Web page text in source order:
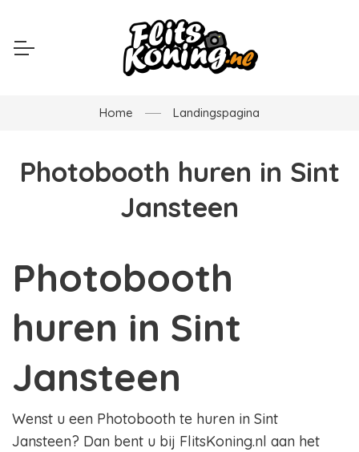
Home Landingspagina
Photobooth huren in Sint
Jansteen
Photobooth
huren in Sint
Jansteen
Wenst u een Photobooth te huren in Sint
Jansteen? Dan bent u bij FlitsKoning.nl aan het